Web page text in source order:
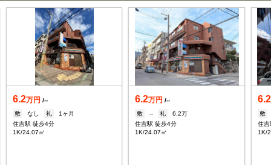
6.2万円 /--
敷
なし 礼
1ヶ月
住吉駅 徒歩4分
1K/24.07㎡
6.2万円 /--
敷
-- 礼
6.2万
住吉駅 徒歩4分
1K/24.07㎡
6.2
敷
住吉
1K/